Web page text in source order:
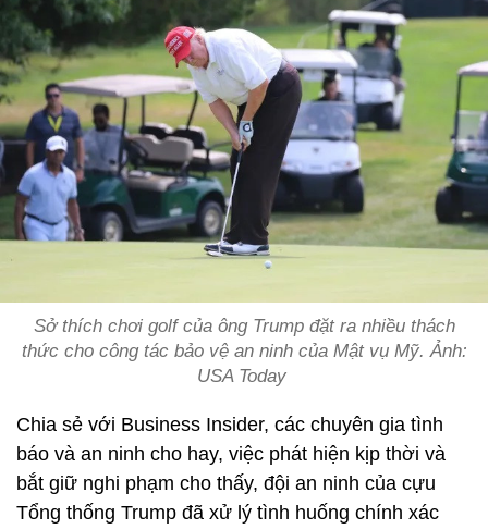
Sở thích chơi golf của ông Trump đặt ra nhiều thách
thức cho công tác bảo vệ an ninh của Mật vụ Mỹ. Ảnh:
USA Today
Chia sẻ với Business Insider, các chuyên gia tình
báo và an ninh cho hay, việc phát hiện kịp thời và
bắt giữ nghi phạm cho thấy, đội an ninh của cựu
Tổng thống Trump đã xử lý tình huống chính xác